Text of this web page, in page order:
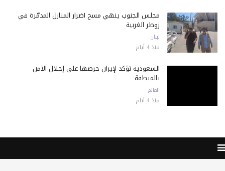
مجلس الجنوب ينهي مسح أضرار المنازل المدمّرة في
زوطر الغربية
لبنان
منذ 4 أيام
السعودية تؤكد لإيران حرصها على إحلال الأمن
بالمنطقة
العالم
منذ 4 أيام